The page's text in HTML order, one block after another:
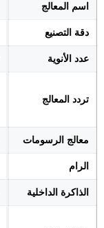
اسم المعالج
دقة التصنيع
عدد الأنوية
تردد المعالج
معالج الرسومات
الرام
الذاكرة الداخلية